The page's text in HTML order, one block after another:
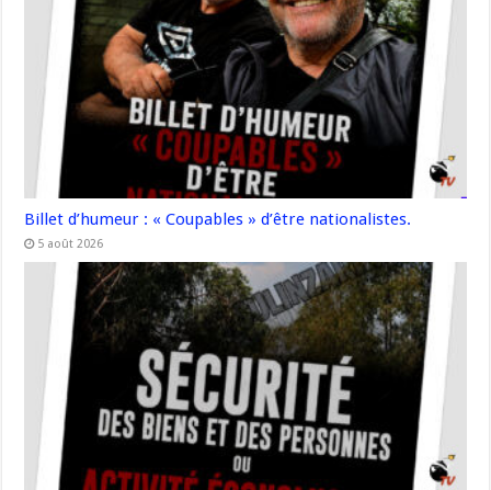
Billet d’humeur : « Coupables » d’être nationalistes.
5 août 2026